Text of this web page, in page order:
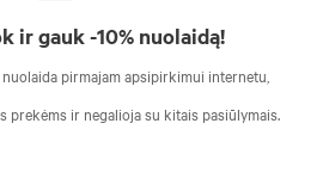
ir gauk -10% nuolaidą!
pirmajam apsipirkimui internetu,
prekėms ir negalioja su kitais pasiūlymais.